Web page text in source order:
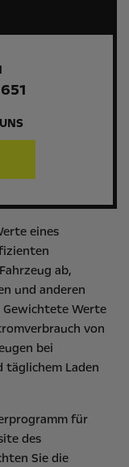
eines
ab,
und anderen
Werte
von
bei
Laden
für
des
Sie die